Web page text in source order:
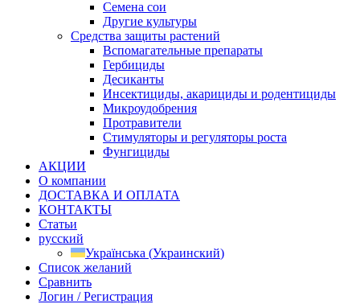
Семена сои
Другие культуры
Средства защиты растений
Вспомагательные препараты
Гербициды
Десиканты
Инсектициды, акарициды и родентициды
Микроудобрения
Протравители
Стимуляторы и регуляторы роста
Фунгициды
АКЦИИ
О компании
ДОСТАВКА И ОПЛАТА
КОНТАКТЫ
Статьи
русский
Українська (Украинский)
Список желаний
Сравнить
Логин / Регистрация